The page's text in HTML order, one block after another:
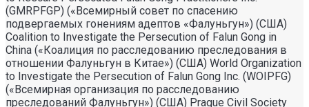
(GMRPFGP) («Всемирный совет по спасению
подвергаемых гонениям адептов «Фалуньгун») (США)
Coalition to Investigate the Persecution of Falun Gong in
China («Коалиция по расследованию преследования в
отношении Фалуньгун в Китае») (США) World Organization
to Investigate the Persecution of Falun Gong Inc. (WOIPFG)
(«Всемирная организация по расследованию
преследований Фалуньгун») (США) Prague Civil Society